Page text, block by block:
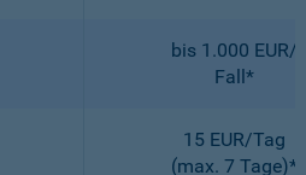
bis 1.000 EUR/
Fall*
15 EUR/Tag
(max. 7 Tage)*